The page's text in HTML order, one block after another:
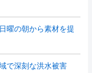
曜の朝から素材を提
で深刻な洪水被害